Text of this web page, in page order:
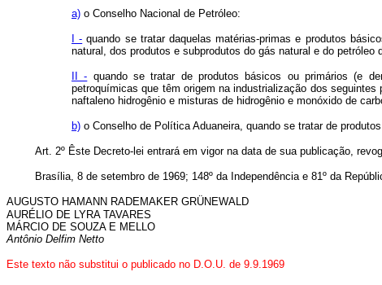
a) o Conselho Nacional de Petróleo:
I - quando se tratar daquelas matérias-primas e produtos
natural, dos produtos e subprodutos do gás natural e do
II - quando se tratar de produtos básicos ou primários (e
petroquímicas que têm origem na industrialização dos
naftaleno hidrogênio e misturas de hidrogênio e monóxido de
b) o Conselho de Política Aduaneira, quando se tratar de
Art. 2º Êste Decreto-lei entrará em vigor na data de sua publicação,
Brasília, 8 de setembro de 1969; 148º da Independência e 81º da
AUGUSTO HAMANN RADEMAKER GRÜNEWALD
AURÉLIO DE LYRA TAVARES
MÁRCIO DE SOUZA E MELLO
Antônio Delfim Netto
Este texto não substitui o publicado no D.O.U. de 9.9.1969